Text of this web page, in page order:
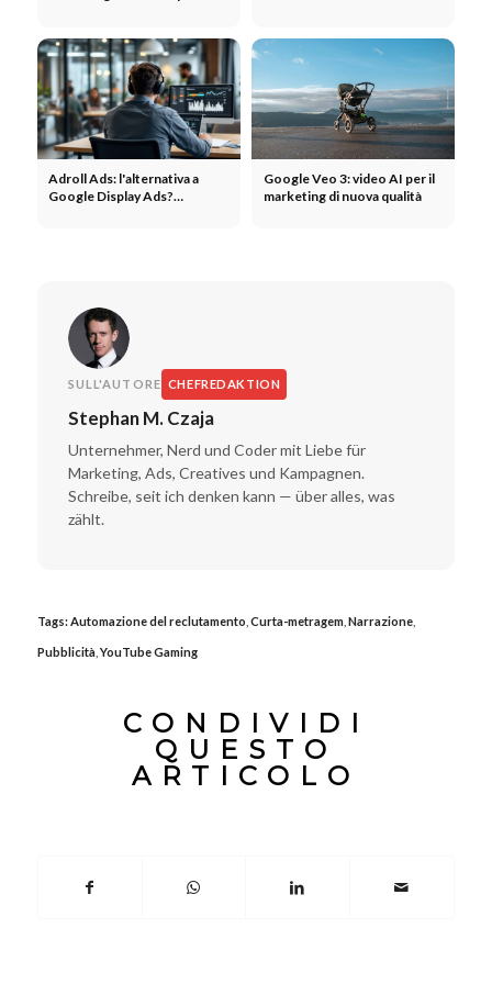
Adroll Ads: l'alternativa a
Google Display Ads?
Google Veo 3: video AI per il
marketing di nuova qualità
SULL'AUTORE CHEFREDAKTION
Stephan M. Czaja
Unternehmer, Nerd und Coder mit Liebe für
Marketing, Ads, Creatives und Kampagnen.
Schreibe, seit ich denken kann — über alles, was
zählt.
Tags:Automazione del reclutamento Curta-metragem, Narrazione,
Pubblicità, YouTube Gaming
CONDIVIDI
QUESTO
ARTICOLO